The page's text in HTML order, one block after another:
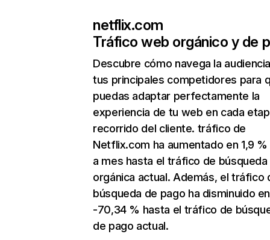
netflix.com
Tráfico web orgánico y de
Descubre cómo navega la
tus principales competidores para
puedas adaptar perfectamente la
experiencia de tu web en cada
recorrido del cliente. tráfico de
Netflix.com ha aumentado en 1,9
a mes hasta el tráfico de búsqueda
orgánica actual. Además, el tráfico
búsqueda de pago ha disminuido en
-70,34 % hasta el tráfico de
de pago actual.